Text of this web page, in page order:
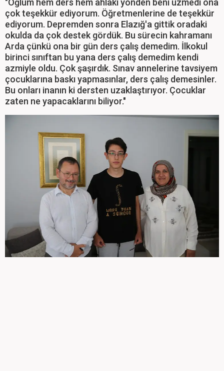
"Oğlum hem ders hem ahlaki yönden beni üzmedi ona
çok teşekkür ediyorum. Öğretmenlerine de teşekkür
ediyorum. Depremden sonra Elazığ'a gittik oradaki
okulda da çok destek gördük. Bu sürecin kahramanı
Arda çünkü ona bir gün ders çalış demedim. İlkokul
birinci sınıftan bu yana ders çalış demedim kendi
azmiyle oldu. Çok şaşırdık. Sınav annelerine tavsiyem
çocuklarına baskı yapmasınlar, ders çalış demesinler.
Bu onları inanın ki dersten uzaklaştırıyor. Çocuklar
zaten ne yapacaklarını biliyor."